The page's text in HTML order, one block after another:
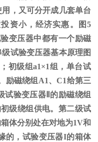
，又可分开成几套单台
资小，经济实惠。图 5
变压器中都有一个励磁
级试验变压器基本原理图
初级组a1×1组，单台试
励磁绕组 A1、C1给第三
试验变压器Ⅱ的励磁绕组
级绕组供电。第二级试
体分别处在对地为1V和
的，试验变压器I的箱体